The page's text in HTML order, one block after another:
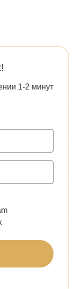
1-2 минут